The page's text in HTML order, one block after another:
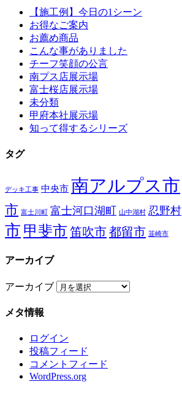
【施工例】今日の1シーン
お得なご案内
お薦め商品
こんな事がありました
チーフ笑顔の公言
南プス店展示場
富士桜店展示場
未分類
甲府本社展示場
知って得するシリーズ
タグ
デッキ工事 中央市 南アルプス市
市 富士川町 富士河口湖町 山中湖村 忍野村
市 甲斐市 笛吹市都留市 韮崎市
アーカイブ
アーカイブ
メタ情報
ログイン
投稿フィード
コメントフィード
WordPress.org